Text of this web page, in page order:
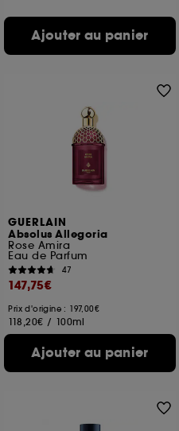
Ajouter au panier
GUERLAIN
Absolus Allegoria
Rose Amira
Eau de Parfum
47
147,75€
Prix d'origine : 197,00€
118,20€ / 100ml
Ajouter au panier